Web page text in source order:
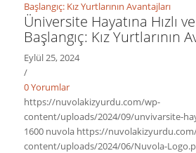
Üniversite Hayatına Hızlı
Başlangıç: Kız Yurtlarının
Eylül 25, 2024
/
0 Yorumlar
https://nuvolakizyurdu.com/wp-
content/uploads/2024/09/unvivarsite-
1600 nuvola https://
content/uploads/2024/06/Nuvola-